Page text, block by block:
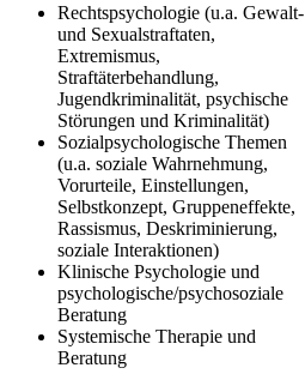
Rechtspsychologie (u.a. Gewalt-
und Sexualstraftaten,
Extremismus,
Straftäterbehandlung,
Jugendkriminalität, psychische
Störungen und Kriminalität)
Sozialpsychologische Themen
(u.a. soziale Wahrnehmung,
Vorurteile, Einstellungen,
Selbstkonzept, Gruppeneffekte,
Rassismus, Deskriminierung,
soziale Interaktionen)
Klinische Psychologie und
psychologische/psychosoziale
Beratung
Systemische Therapie und
Beratung